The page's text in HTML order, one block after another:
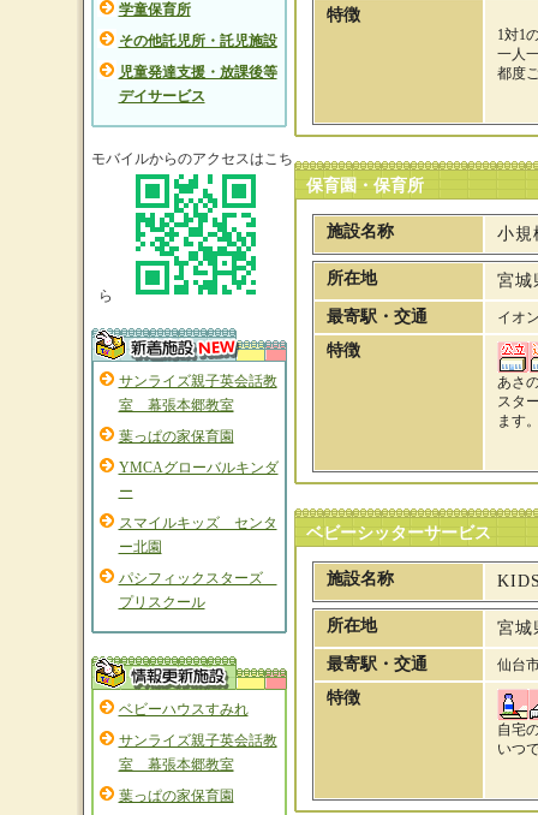
学童保育所
その他託児所・託児施設
児童発達支援・放課後等
デイサービス
モバイルからのアクセスはこち
ら
サンライズ親子英会話教
室 幕張本郷教室
葉っぱの家保育園
YMCAグローバルキンダ
ー
スマイルキッズ センタ
ー北園
パシフィックスターズ
プリスクール
ベビーハウスすみれ
サンライズ親子英会話教
室 幕張本郷教室
葉っぱの家保育園
特徴
1対1
一人
都度
保育園・保育所
施設名称 小
所在地
宮城
最寄駅・交通
イオ
特徴
あさ
スタ
ます
ベビーシッターサービス
施設名称
所在地
宮城
最寄駅・交通
仙台
特徴
自宅
いつ